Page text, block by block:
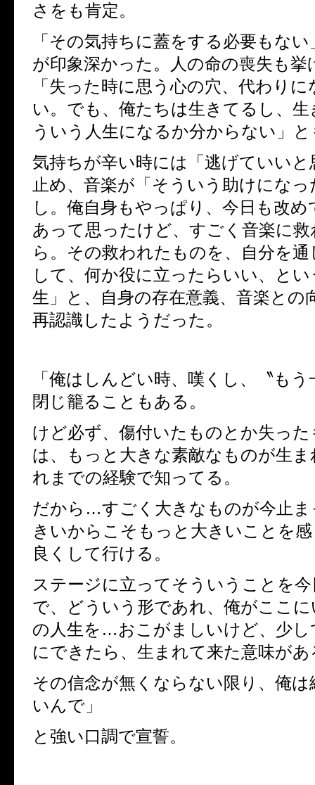
さをも肯定。
「その気持ちに蓋をする必要もな
が印象深かった。人の命の喪失も挙
「失った時に思う心の穴、代わり
い。でも、俺たちは生きてるし、
ういう人生になるか分からない」と
気持ちが辛い時には「逃げていいと
止め、音楽が「そういう助けにな
し。俺自身もやっぱり、今日も改
あって思ったけど、すごく音楽に
ら。その救われたものを、自分を
して、何か役に立ったらいい、と
生」と、自身の存在意義、音楽との
再認識したようだった。
「俺はしんどい時、嘆くし、〝もう
閉じ籠ることもある。
けど必ず、傷付いたものとか失っ
は、もっと大きな素敵なものが生
れまでの経験で知ってる。
だから…すごく大きなものが今止ま
きいからこそもっと大きいことを
良くして行ける。
ステージに立ってそういうことを
で、どういう形であれ、俺がここ
の人生を…おこがましいけど、少し
にできたら、生まれて来た意味が
その信念が無くならない限り、俺
いんで」
と強い口調で宣誓。